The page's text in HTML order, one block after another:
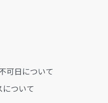
可日について
ついて